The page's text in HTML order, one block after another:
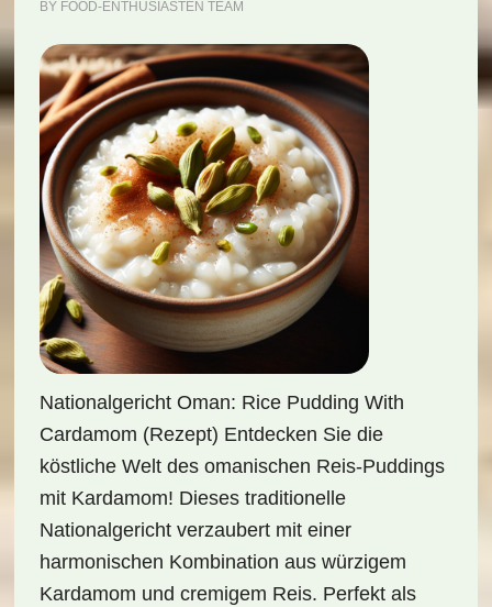
BY FOOD-ENTHUSIASTEN TEAM
Nationalgericht Oman: Rice Pudding With
Cardamom (Rezept) Entdecken Sie die
köstliche Welt des omanischen Reis-Puddings
mit Kardamom! Dieses traditionelle
Nationalgericht verzaubert mit einer
harmonischen Kombination aus würzigem
Kardamom und cremigem Reis. Perfekt als